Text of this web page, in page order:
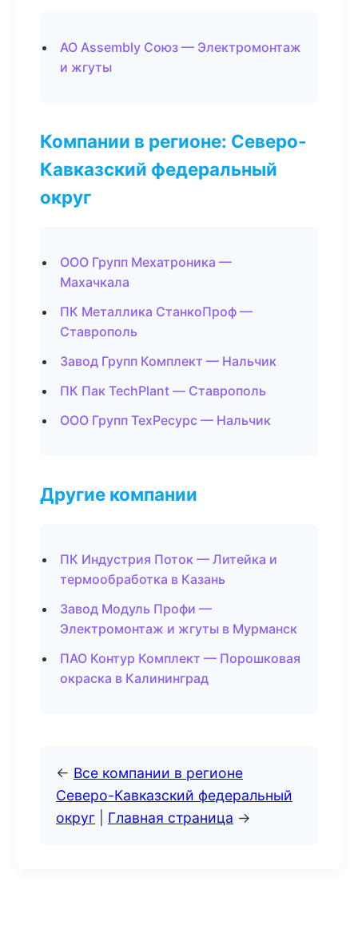
АО Assembly Союз — Электромонтаж
и жгуты
Компании в регионе: Северо-
Кавказский федеральный
округ
ООО Групп Мехатроника —
Махачкала
ПК Металлика СтанкоПроф —
Ставрополь
Завод Групп Комплект — Нальчик
ПК Пак TechPlant — Ставрополь
ООО Групп ТехРесурс — Нальчик
Другие компании
ПК Индустрия Поток — Литейка и
термообработка в Казань
Завод Модуль Профи —
Электромонтаж и жгуты в Мурманск
ПАО Контур Комплект — Порошковая
окраска в Калининград
← Все компании в регионе
Северо-Кавказский федеральный
округ
Главная страница →